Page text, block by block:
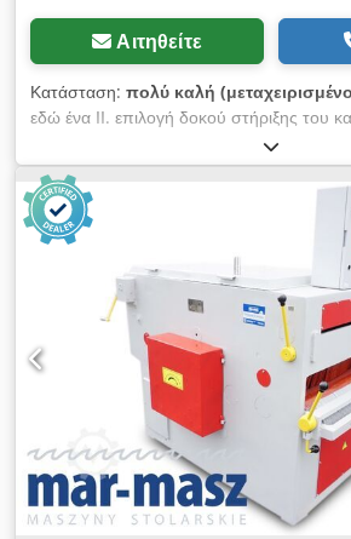
Αιτηθείτε
Κατάσταση: πολύ καλή
εδώ ένα II. επιλογή δοκού στήριξης του
Schäfer προς πώληση. Τεχνικά στοιχεία
δικτυώματος: Σύστημα ραφιών: SSI
Περιλαμβάνεται στην παράδοση: 01x
επιλογή Djdpfxsh Eg Aks Amhswa
γαλβανισμένο Συνολικό μήκος: περίπου
κέντρο: περίπου 1.209,2 mm Διάσταση
mm Διάμετρος οπής: περίπου 11 mm
1,25 mm Γενικές πληροφορίες για το
προσφέρεται μόνο για συλλογή.
μεταφορά ή αποστολή αυτού του
πρόσθετο κόστος, το οποίο μπορεί να
εμάς, ανάλογα με την τοποθεσία
της παράδοσης.